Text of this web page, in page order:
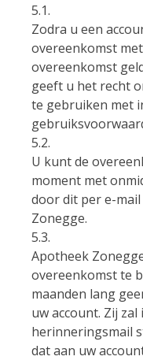
5.1.
Zodra u een
overeenkomst
overeenkomst
geeft u het recht
te gebruiken met
5.2.
U kunt de
moment met
door dit per e-
Zonegge.
5.3.
Apotheek
overeenkomst te
maanden lang
uw account. Zij
herinneringsmail
dat aan uw